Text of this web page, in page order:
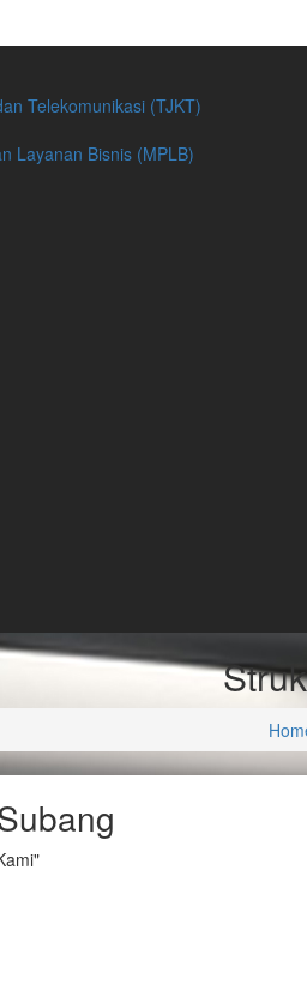
Telekomunikasi (TJKT)
Layanan Bisnis (MPLB)